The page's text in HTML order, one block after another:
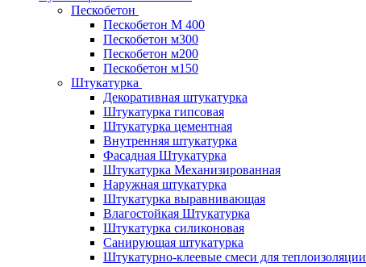
Пескобетон
Пескобетон М 400
Пескобетон м300
Пескобетон м200
Пескобетон м150
Штукатурка
Декоративная штукатурка
Штукатурка гипсовая
Штукатурка цементная
Внутренняя штукатурка
Фасадная Штукатурка
Штукатурка Механизированная
Наружная штукатурка
Штукатурка выравнивающая
Влагостойкая Штукатурка
Штукатурка силиконовая
Санирующая штукатурка
Штукатурно-клеевые смеси для теплоизоляции